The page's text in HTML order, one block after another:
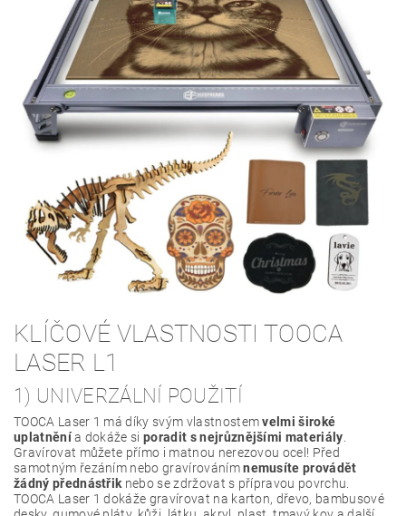
KLÍČOVÉ VLASTNOSTI TOOCA
LASER L1
1) UNIVERZÁLNÍ POUŽITÍ
TOOCA Laser 1 má díky svým vlastnostemvelmi široké
uplatněnía dokáže siporadit s nejrůznějšími materiály.
Gravírovat můžete přímo i matnou nerezovou ocel! Před
samotným řezáním nebo gravírovánímnemusíte provádět
žádný přednástřiknebo se zdržovat s přípravou povrchu.
TOOCA Laser 1 dokáže gravírovat na karton, dřevo, bambusové